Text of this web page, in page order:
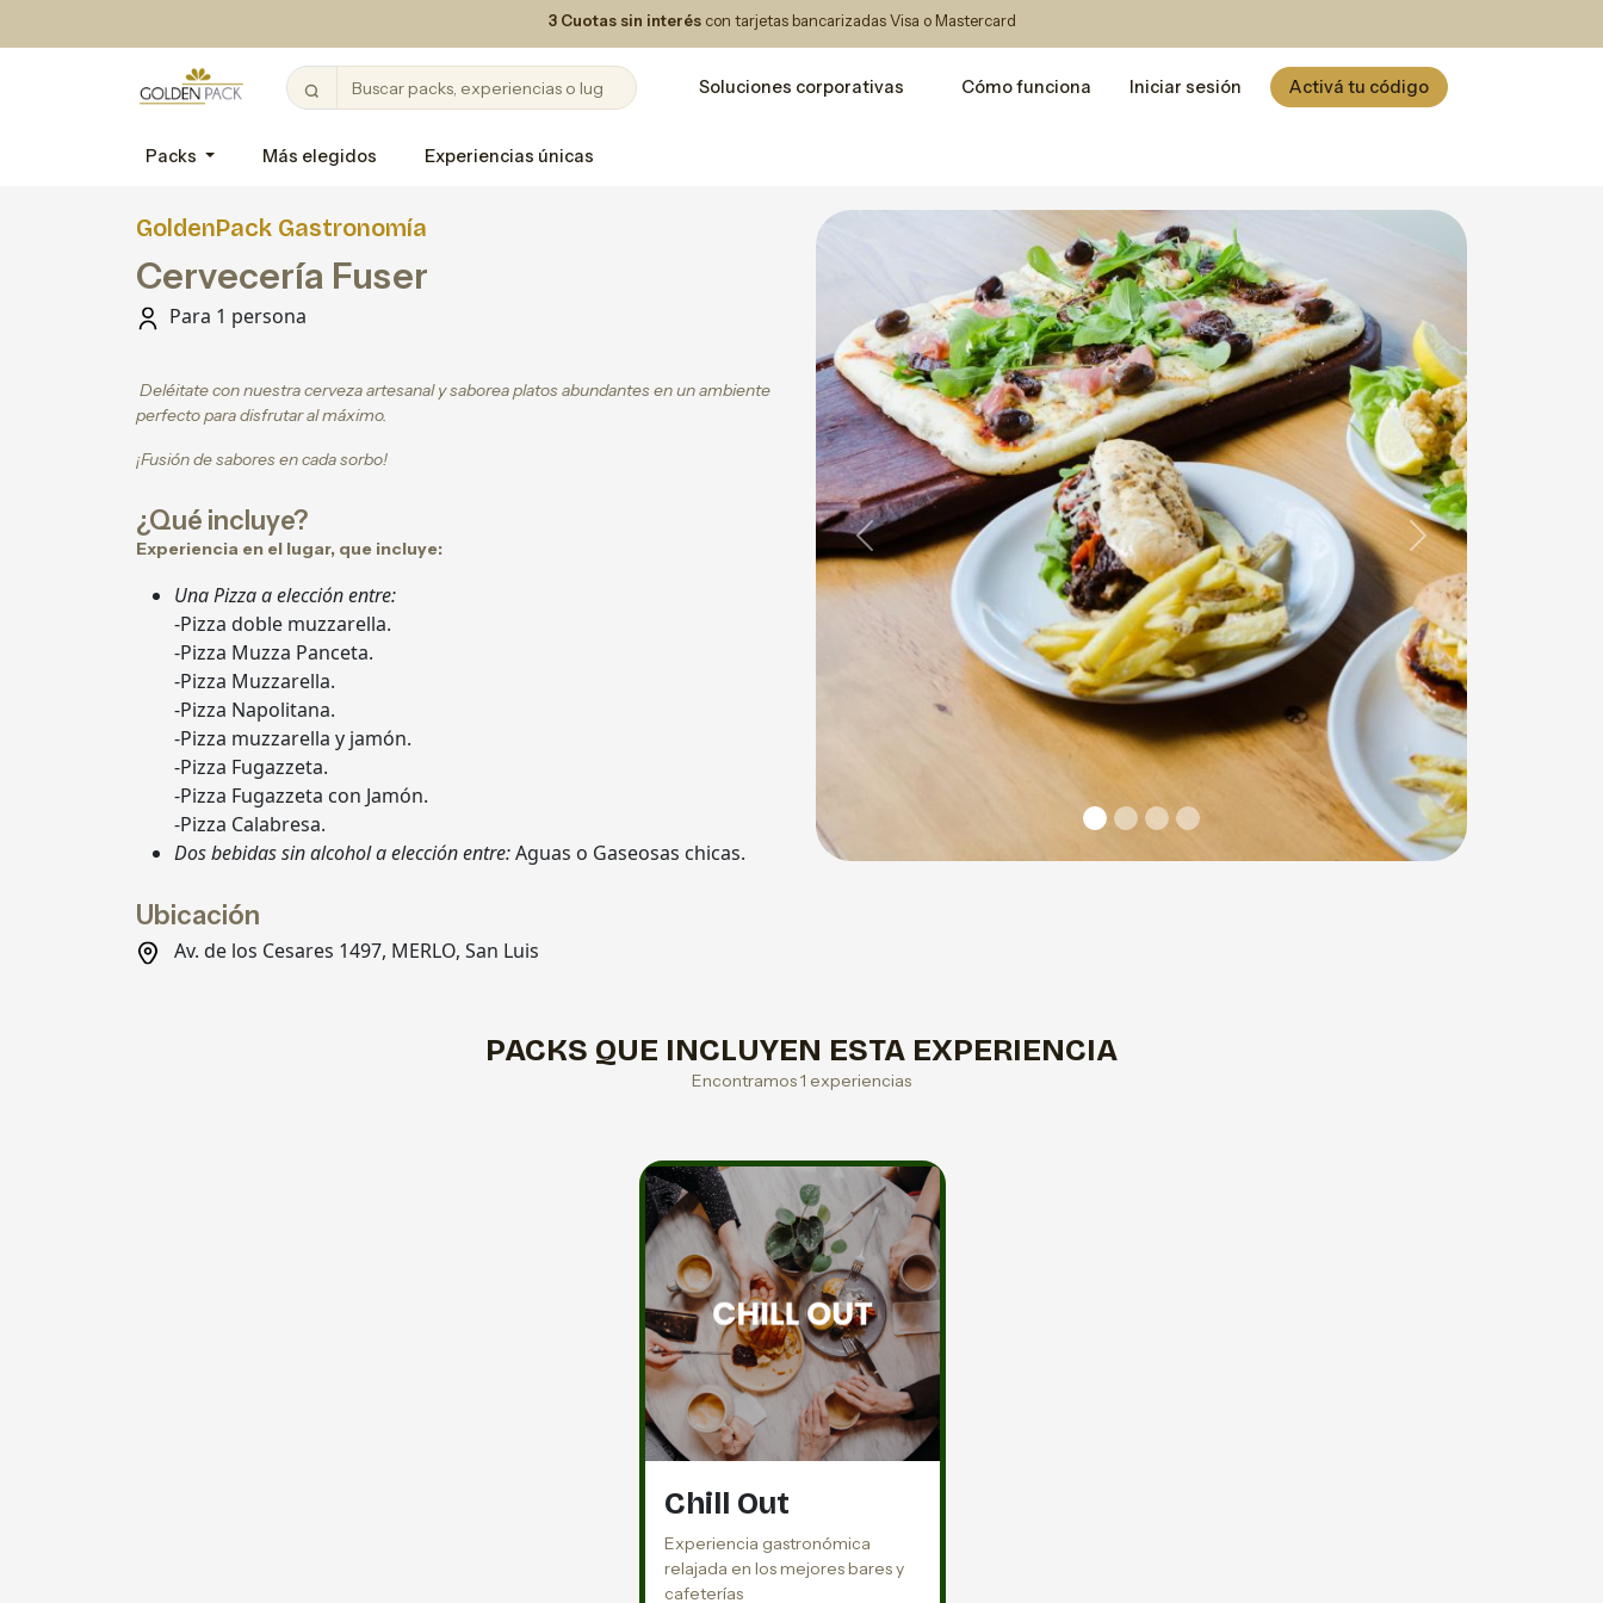
3 Cuotas sin interés con tarjetas bancarizadas Visa o Mastercard
Soluciones corporativas Cómo funciona Iniciar sesión Activá tu código
Packs Más elegidos Experiencias únicas
GoldenPack Gastronomía
Cervecería Fuser
Para 1 persona
Deléitate con nuestra cerveza artesanal y saborea platos abundantes en un ambiente
perfecto para disfrutar al máximo.
¡Fusión de sabores en cada sorbo!
¿Qué incluye?
Experiencia en el lugar, que incluye:
Una Pizza a elección entre:
-Pizza doble muzzarella.
-Pizza Muzza Panceta.
-Pizza Muzzarella.
-Pizza Napolitana.
-Pizza muzzarella y jamón.
-Pizza Fugazzeta.
-Pizza Fugazzeta con Jamón.
-Pizza Calabresa.
Dos bebidas sin alcohol a elección entre:Aguas o Gaseosas chicas.
Ubicación
Av. de los Cesares 1497, MERLO, San Luis
Previous Next
PACKS QUE INCLUYEN ESTA EXPERIENCIA
Encontramos 1 experiencias
Chill Out
Experiencia gastronómica
relajada en los mejores bares y
cafeterías